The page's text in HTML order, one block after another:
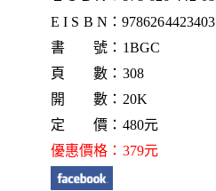
E I S B N：9786264423403
書 號：1BGC
頁 數：308
開 數：20K
定 價：480元
優惠價格：379元